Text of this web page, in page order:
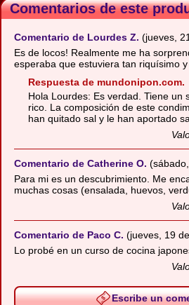
Comentarios de este
Comentario de Lourdes Z. (jueves,
Es de locos! Realmente me ha
esperaba que estuviera tan riquísimo
Respuesta de mundonipon.com.
Hola Lourdes: Es verdad. Tiene un
rico. La composición de este
han quitado sal y le han aportado
Comentario de Catherine O.
Para mi es un descubrimiento. Me
muchas cosas (ensalada, huevos,
Comentario de Paco C. (jueves, 19
Lo probé en un curso de cocina
Escribe un